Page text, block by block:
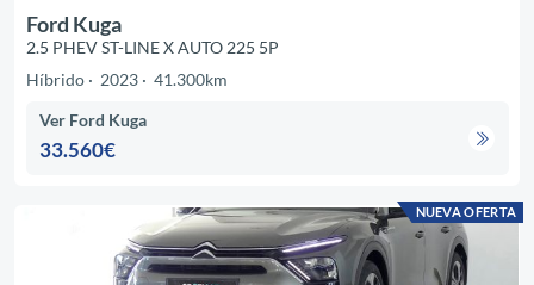
Ford Kuga
2.5 PHEV ST-LINE X AUTO 225 5P
Híbrido
2023 41.300km
Ver Ford Kuga
33.560€
NUEVA OFERTA